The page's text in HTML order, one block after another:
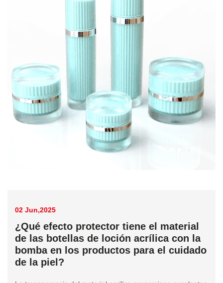
02 Jun,2025
¿Qué efecto protector tiene el material
de las botellas de loción acrílica con la
bomba en los productos para el cuidado
de la piel?